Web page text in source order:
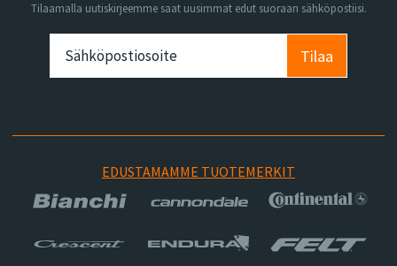
Tilaamalla uutiskirjeemme saat uusimmat edut suoraan sähköpostiisi.
Tilaa
EDUSTAMAMME TUOTEMERKIT